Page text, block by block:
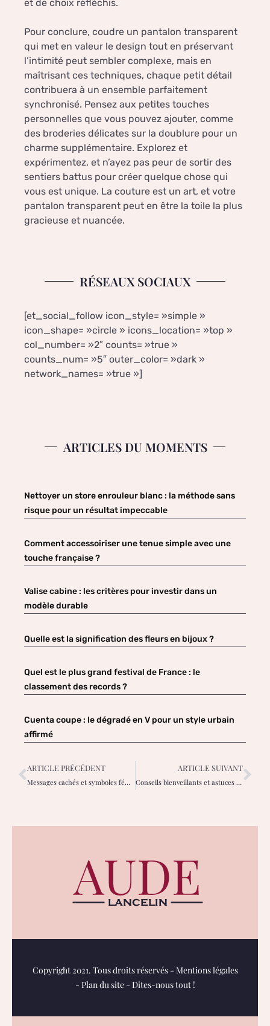
et de choix réfléchis.
Pour conclure, coudre un pantalon transparent
qui met en valeur le design tout en préservant
l’intimité peut sembler complexe, mais en
maîtrisant ces techniques, chaque petit détail
contribuera à un ensemble parfaitement
synchronisé. Pensez aux petites touches
personnelles que vous pouvez ajouter, comme
des broderies délicates sur la doublure pour un
charme supplémentaire. Explorez et
expérimentez, et n’ayez pas peur de sortir des
sentiers battus pour créer quelque chose qui
vous est unique. La couture est un art, et votre
pantalon transparent peut en être la toile la plus
gracieuse et nuancée.
RÉSEAUX SOCIAUX
[et_social_follow icon_style= »simple »
icon_shape= »circle » icons_location= »top »
col_number= »2″ counts= »true »
counts_num= »5″ outer_color= »dark »
network_names= »true »]
ARTICLES DU MOMENTS
Nettoyer un store enrouleur blanc : la méthode sans
risque pour un résultat impeccable
Comment accessoiriser une tenue simple avec une
touche française ?
Valise cabine : les critères pour investir dans un
modèle durable
Quelle est la signification des fleurs en bijoux ?
Quel est le plus grand festival de France : le
classement des records ?
Cuenta coupe : le dégradé en V pour un style urbain
affirmé
ARTICLE PRÉCÉDENT
Messages cachés et symboles féminins : l’art du tatouage derrière l’oreille
ARTICLE SUIVANT
Conseils bienveillants et astuces DIY pour mamans modernes sur Maman à l’ouest
Copyright 2021. Tous droits réservés - Mentions légales
- Plan du site- Dites-nous tout !